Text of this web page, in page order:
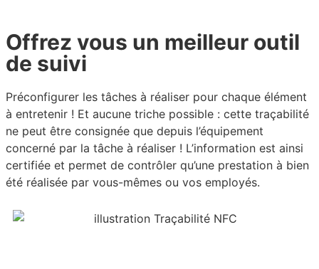
Offrez vous un meilleur outil
de suivi
Préconfigurer les tâches à réaliser pour chaque élément
à entretenir ! Et aucune triche possible : cette traçabilité
ne peut être consignée que depuis l’équipement
concerné par la tâche à réaliser ! L’information est ainsi
certifiée et permet de contrôler qu’une prestation à bien
été réalisée par vous-mêmes ou vos employés.